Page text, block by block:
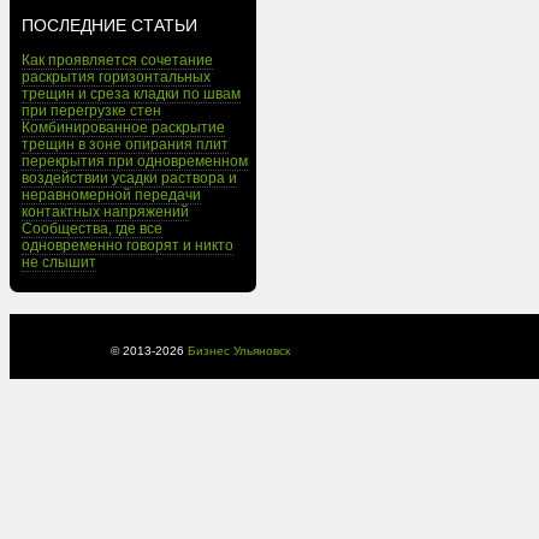
ПОСЛЕДНИЕ СТАТЬИ
Как проявляется сочетание
раскрытия горизонтальных
трещин и среза кладки по швам
при перегрузке стен
Комбинированное раскрытие
трещин в зоне опирания плит
перекрытия при одновременном
воздействии усадки раствора и
неравномерной передачи
контактных напряжений
Сообщества, где все
одновременно говорят и никто
не слышит
© 2013-2026 Бизнес Ульяновск